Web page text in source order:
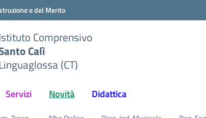
e del Merito
Comprensivo
Calì
(CT)
Servizi Novità Didattica